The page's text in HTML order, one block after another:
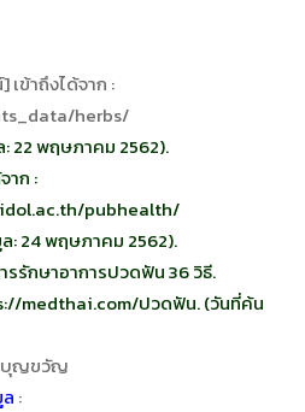
ข้าถึงได้จาก :
herbs/
: 22 พฤษภาคม 2562).
าก :
pubhealth/
: 24 พฤษภาคม 2562).
รรักษาอาการปวดฟัน 36 วิธี.
medthai.com/ปวดฟัน. (วันที่ค้น
บุญขวัญ
: